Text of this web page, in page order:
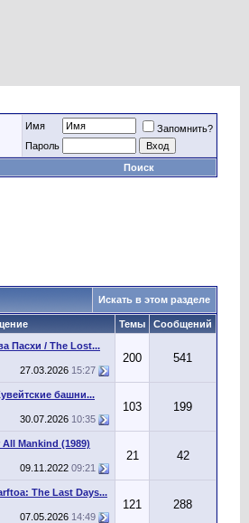
Имя
Запомнить?
Пароль
Поиск
Искать в этом разделе
Темы Сообщений
Пасхи / The Lost...
27.03.2026 15:27
200 541
башни...
30.07.2026 10:35
103 199
Mankind (1989)
09.11.2022 09:21
21 42
The Last Days...
07.05.2026 14:49
121 288